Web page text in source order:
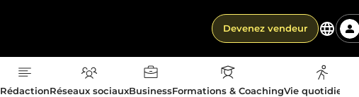
Devenez vendeur
RédactionRéseaux sociauxBusinessFormations & CoachingVie